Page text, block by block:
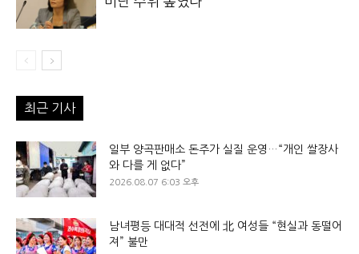
최근 기사
일부 양곡판매소 돈주가 실질 운영…“개인 쌀장사
와 다를 게 없다”
2026.08.07 6:03 오후
남녀평등 대대적 선전에 北 여성들 “현실과 동떨어
져” 불만